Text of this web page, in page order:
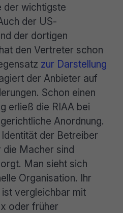
der wichtigste
der US-
der dortigen
den Vertreter schon
zur Darstellung
der Anbieter auf
Schon einen
erließ die RIAA bei
Anordnung.
der Betreiber
Macher sind
Man sieht sich
Organisation. Ihr
vergleichbar mit
oder früher